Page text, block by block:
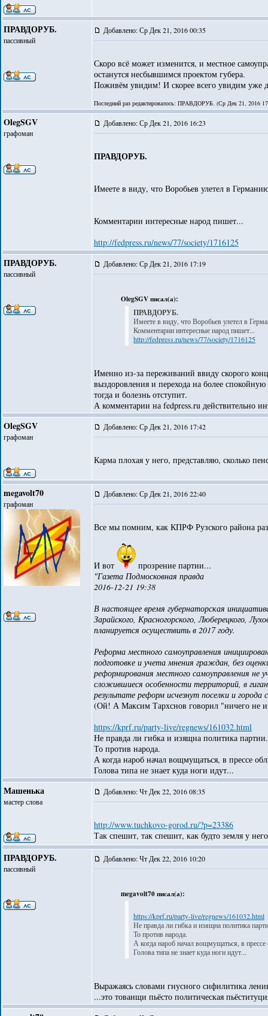
ПРАВДОРУБ.
пассивный
Добавлено: Ср Дек 21, 2016 00:35
Скоро всё может изменится, и местное
останутся несбывшимся проектом губера.
Поживём увидим! И скорее всего увидим уже
Последний раз редактировалось: ПРАВДОРУБ. (Ср Дек 21, 2016
OlegSGV
графоман
Добавлено: Ср Дек 21, 2016 16:23
ПРАВДОРУБ.
Имеете в виду, что Воробьев улетел в
Комментарии интересные народ пишет...
http://fedpress.ru/news/77/society/1716125
ПРАВДОРУБ.
пассивный
Добавлено: Ср Дек 21, 2016 17:19
OlegSGV писал(а):
ПРАВДОРУБ.
Имеете в виду, что Воробьев улетел в
Комментарии интересные народ пишет...
http://fedpress.ru/news/77/society/1716125
Именно из-за переживаний ввиду скорого
выздоровления и перехода на более
тогда и болезнь отступит.
А комментарии на fedpress.ru действительно
OlegSGV
графоман
Добавлено: Ср Дек 21, 2016 17:42
Карма плохая у него, представляю, сколько
megavolt70
графоман
Добавлено: Ср Дек 21, 2016 22:40
Все мы помним, как КПРФ Рузского района
И вот
прозрение партии...
"Газета Подмосковная правда
2016-12-21 19:38
В настоящее время губернаторская
Зарайского, Красногорского, Люберецкого,
планируется осуществить в 2017 году.
Реформа местного самоуправления
подготовке и учета мнения граждан, без
реформирования местного самоуправления
сложившиеся особенности территорий, в
результате реформ исчезнут поселки и
(Ой! А Максим Тархснов говорил "ничего не
https://kprf.ru/party-live/regnews/161032.html
Не правда ли гибка и изящна политика партии.
То против народа.
А когда нароб начал вощмущаться, в прессе
Голова типа не знает куда ноги идут...
Машенька
мастер слова
Добавлено: Чт Дек 22, 2016 08:35
http://www.tuchkovo-gorod.ru/?p=23386
Так спешит, так спешит, как будто земля у
ПРАВДОРУБ.
пассивный
Добавлено: Чт Дек 22, 2016 10:20
megavolt70 писал(а):
https://kprf.ru/party-live/regnews/161032.html
Не правда ли гибка и изящна политика
То против народа.
А когда нароб начал вощмущаться, в
Голова типа не знает куда ноги идут...
Выражаясь словами гнусного сифилитика
...это товаищи пьёсто политическая